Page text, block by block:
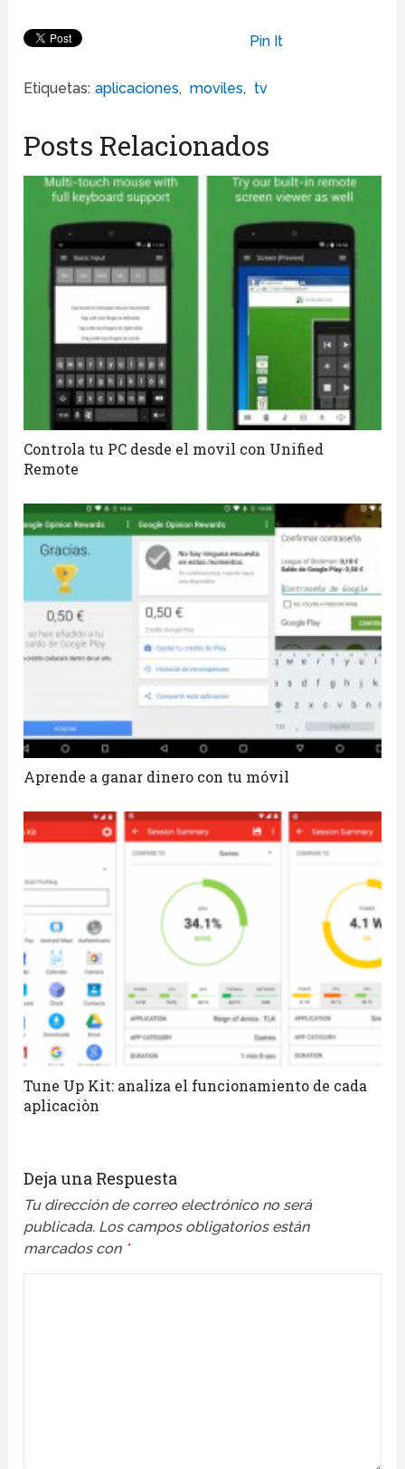
Pin It
Etiquetas: aplicaciones, moviles, tv
Posts Relacionados
Controla tu PC desde el movil con Unified
Remote
Aprende a ganar dinero con tu móvil
Tune Up Kit: analiza el funcionamiento de cada
aplicaciòn
Deja una Respuesta
Tu dirección de correo electrónico no será
publicada. Los campos obligatorios están
marcados con *